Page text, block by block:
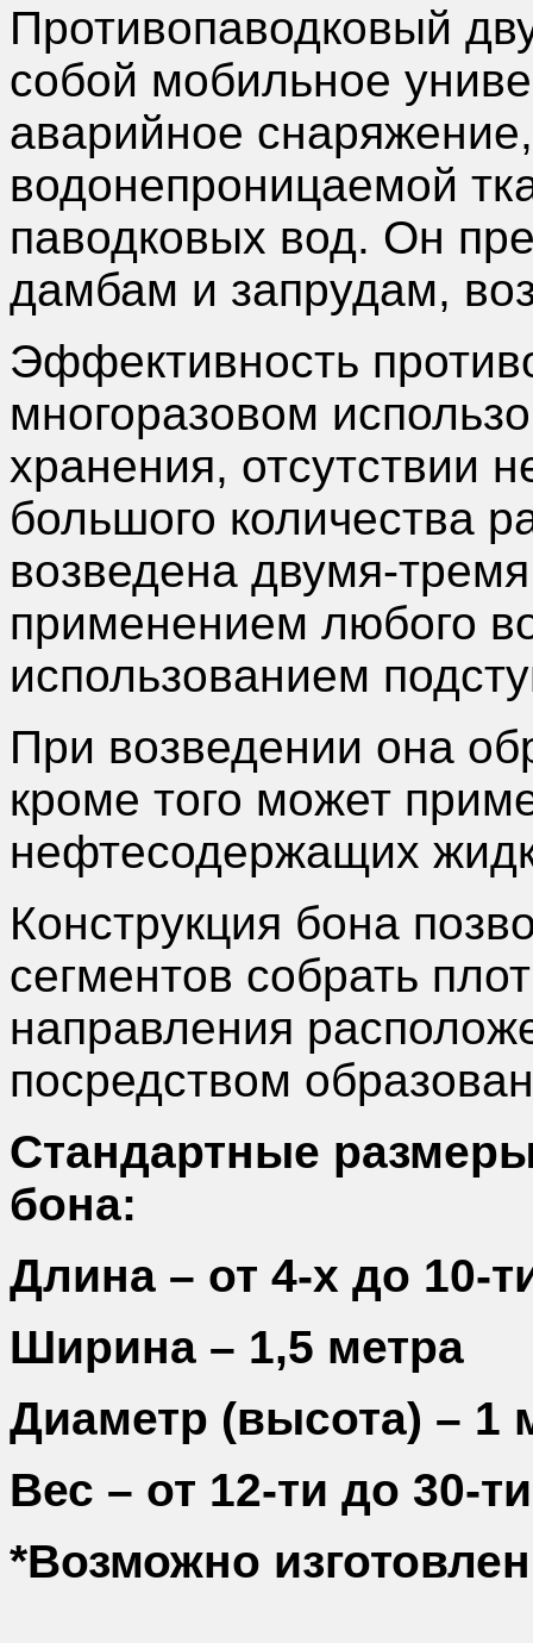
Противопаводковый
собой мобильное
аварийное
водонепроницаемой
паводковых вод. Он
дамбам и запрудам,
Эффективность
многоразовом
хранения, отсутствии
большого количества
возведена двумя-
применением любого
использованием
При возведении она
кроме того может
нефтесодержащих
Конструкция бона
сегментов собрать
направления
посредством
Стандартные
бона:
Длина – от 4-х до 10-
Ширина – 1,5 метра
Диаметр (высота) – 1
Вес – от 12-ти до 30-
*Возможно